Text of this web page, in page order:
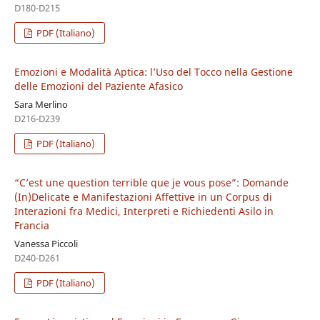
D180-D215
PDF (Italiano)
Emozioni e Modalità Aptica: l’Uso del Tocco nella Gestione
delle Emozioni del Paziente Afasico
Sara Merlino
D216-D239
PDF (Italiano)
“C’est une question terrible que je vous pose”: Domande
(In)Delicate e Manifestazioni Affettive in un Corpus di
Interazioni fra Medici, Interpreti e Richiedenti Asilo in
Francia
Vanessa Piccoli
D240-D261
PDF (Italiano)